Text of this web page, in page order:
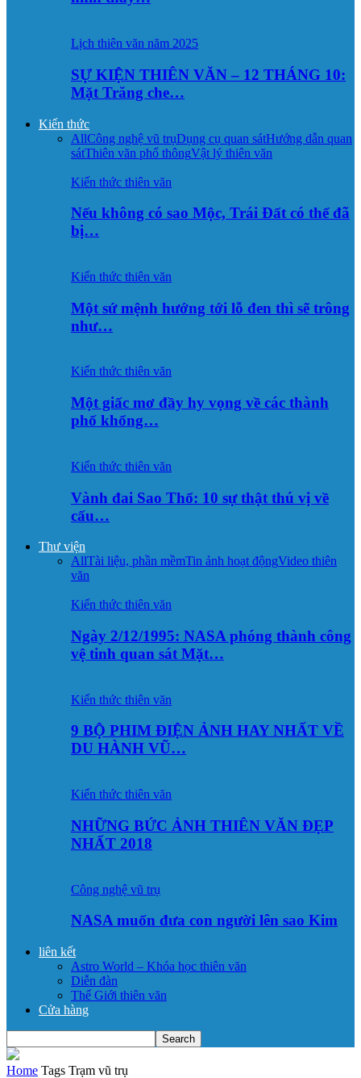
Lịch thiên văn năm 2025
SỰ KIỆN THIÊN VĂN – 12 THÁNG 10:
Mặt Trăng che…
Kiến thức
AllCông nghệ vũ trụDụng cụ quan sátHướng dẫn quan
sátThiên văn phổ thôngVật lý thiên văn
Kiến thức thiên văn
Nếu không có sao Mộc, Trái Đất có thể đã
bị…
Kiến thức thiên văn
Một sứ mệnh hướng tới lỗ đen thì sẽ trông
như…
Kiến thức thiên văn
Một giấc mơ đầy hy vọng về các thành
phố khổng…
Kiến thức thiên văn
Vành đai Sao Thổ: 10 sự thật thú vị về
cấu…
Thư viện
AllTài liệu, phần mềmTin ảnh hoạt độngVideo thiên
văn
Kiến thức thiên văn
Ngày 2/12/1995: NASA phóng thành công
vệ tinh quan sát Mặt…
Kiến thức thiên văn
9 BỘ PHIM ĐIỆN ẢNH HAY NHẤT VỀ
DU HÀNH VŨ…
Kiến thức thiên văn
NHỮNG BỨC ẢNH THIÊN VĂN ĐẸP
NHẤT 2018
Công nghệ vũ trụ
NASA muốn đưa con người lên sao Kim
liên kết
Astro World – Khóa học thiên văn
Diễn đàn
Thế Giới thiên văn
Cửa hàng
Home Tags Trạm vũ trụ